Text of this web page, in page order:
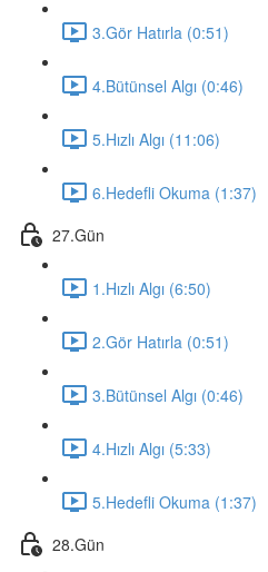
3.Gör Hatırla (0:51)
4.Bütünsel Algı (0:46)
5.Hızlı Algı (11:06)
6.Hedefli Okuma (1:37)
27.Gün
1.Hızlı Algı (6:50)
2.Gör Hatırla (0:51)
3.Bütünsel Algı (0:46)
4.Hızlı Algı (5:33)
5.Hedefli Okuma (1:37)
28.Gün